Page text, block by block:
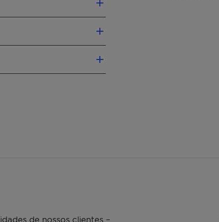
their self-
de nossos clientes –